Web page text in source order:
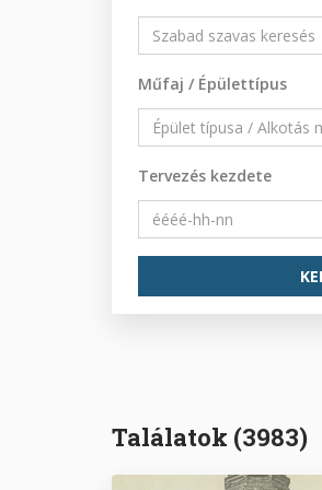
Műfaj / Épülettípus
Tervezés kezdete
Találatok (3983)